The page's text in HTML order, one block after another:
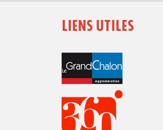
LIENS UTILES